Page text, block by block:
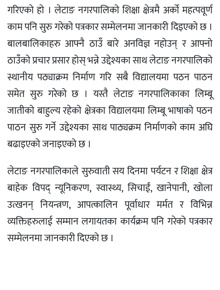
गरिएको हो । लेटाङ नगरपालिको शिक्षा क्षेत्रमै अर्को महत्पवूर्ण
काम पनि सुरु गरेको पत्रकार सम्मेलनमा जानकारी दिइएको छ ।
बालबालिकाहरु आफ्नै ठाउँ बारे अनविज्ञ नहोउन् र आफ्नो
ठाउँको प्रचार प्रसार होस् भन्ने उद्देश्यका साथ लेटाङ नगरपालिको
स्थानीय पठ्याक्रम निर्माण गरि सबै विद्यालयमा पठन पाठन
समेत सुरु गरेको छ । यस्तै लेटाङ नगरपालिकाका लिम्बू
जातीको बाहुल्य रहेको क्षेत्रका विद्यालयमा लिम्बू भाषाको पठन
पाठन सुरु गर्ने उद्देश्यका साथ पाठ्यक्रम निर्माणको काम अघि
बढाइएको जनाइएको छ ।
लेटाङ नगरपालिकाले सुरुवाती सय दिनमा पर्यटन र शिक्षा क्षेत्र
बाहेक विपद् न्यूनिकरण, स्वास्थ्य, सिचाईं, खानेपानी, खोला
उत्खनन् नियन्त्रण, आपत्कालिन पूर्वाधार मर्मत र विभिन्न
व्यक्तिहरुलाई सम्मान लगायतका कार्यक्रम पनि गरेको पत्रकार
सम्मेलनमा जानकारी दिएको छ ।